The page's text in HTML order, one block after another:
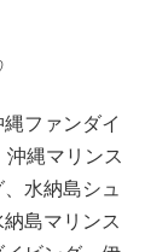
ファンダイ
沖縄マリンス
水納島シュ
島マリンス